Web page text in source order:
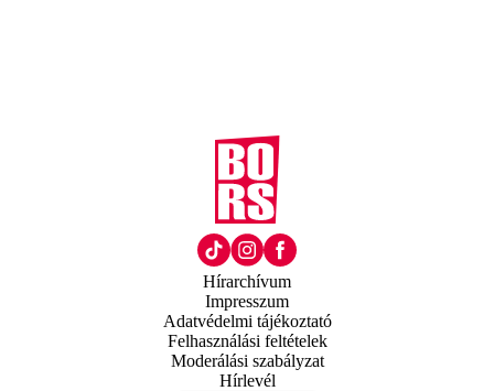
Hírarchívum
Impresszum
Adatvédelmi tájékoztató
Felhasználási feltételek
Moderálási szabályzat
Hírlevél